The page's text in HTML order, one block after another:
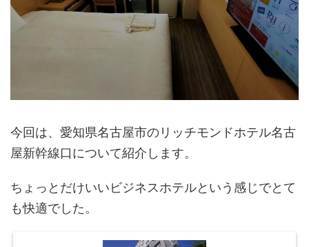
今回は、愛知県名古屋市のリッチモンドホテル名古
屋新幹線口について紹介します。
ちょっとだけいいビジネスホテルという感じでとて
も快適でした。